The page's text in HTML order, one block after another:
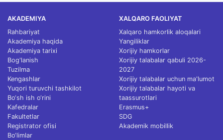
AKADEMIYA
Rahbariyat
Akademiya haqida
Akademiya tarixi
Bog'lanish
Tuzilma
Kengashlar
Yuqori turuvchi tashkilot
Bo‘sh ish o‘rini
Kafedralar
Fakultetlar
Registrator ofisi
Bo‘limlar
XALQARO FAOLIYAT
Xalqaro hamkorlik aloqalari
Yangiliklar
Xorijiy hamkorlar
Xorijiy talabalar qabuli 2026-
2027
Xorijiy talabalar uchun ma'lumot
Xorijiy talabalar hayoti va
taassurotlari
Erasmus+
SDG
Akademik mobillik